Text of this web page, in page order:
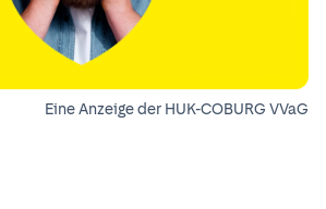
Eine Anzeige der HUK-COBURG VVaG